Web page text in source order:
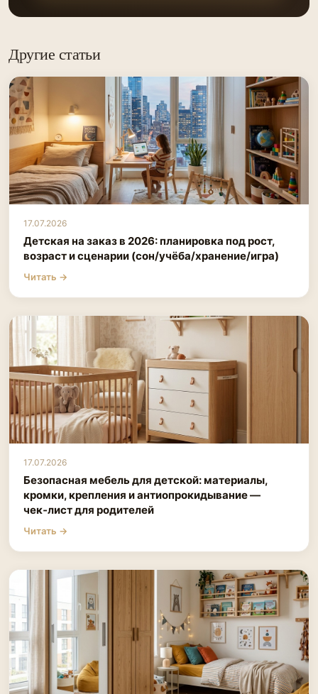
Другие статьи
17.07.2026
Детская на заказ в 2026: планировка под рост,
возраст и сценарии (сон/учёба/хранение/игра)
Читать →
17.07.2026
Безопасная мебель для детской: материалы,
кромки, крепления и антиопрокидывание —
чек‑лист для родителей
Читать →